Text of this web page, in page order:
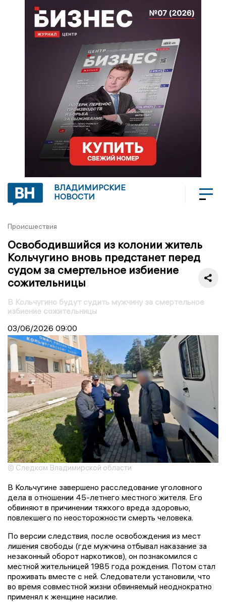
ВЛАДИМИРСКИЕ
НОВОСТИ
Происшествия
Освободившийся из колонии житель
Кольчугино вновь предстанет перед
судом за смертельное избиение
сожительницы
В Кольчугино будут судить мужчину за смертельное
избиение сожительницы
03/06/2026 09:00
© Следком Владимирской области
В Кольчугине завершено расследование уголовного
дела в отношении 45-летнего местного жителя. Его
обвиняют в причинении тяжкого вреда здоровью,
повлекшего по неосторожности смерть человека.
По версии следствия, после освобождения из мест
лишения свободы (где мужчина отбывал наказание за
незаконный оборот наркотиков), он познакомился с
местной жительницей 1985 года рождения. Потом стал
проживать вместе с ней. Следователи установили, что
во время совместной жизни обвиняемый неоднократно
применял к женщине насилие.